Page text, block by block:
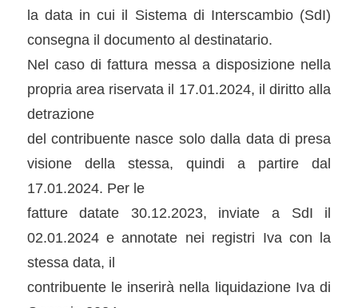
la data in cui il Sistema di Interscambio (SdI)
consegna il documento al destinatario.
Nel caso di fattura messa a disposizione nella
propria area riservata il 17.01.2024, il diritto alla
detrazione
del contribuente nasce solo dalla data di presa
visione della stessa, quindi a partire dal
17.01.2024. Per le
fatture datate 30.12.2023, inviate a SdI il
02.01.2024 e annotate nei registri Iva con la
stessa data, il
contribuente le inserirà nella liquidazione Iva di